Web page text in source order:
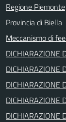
Regione Piemonte
Provincia di Biella
Meccanismo di
DICHIARAZIONE
DICHIARAZIONE
DICHIARAZIONE
DICHIARAZIONE
DICHIARAZIONE